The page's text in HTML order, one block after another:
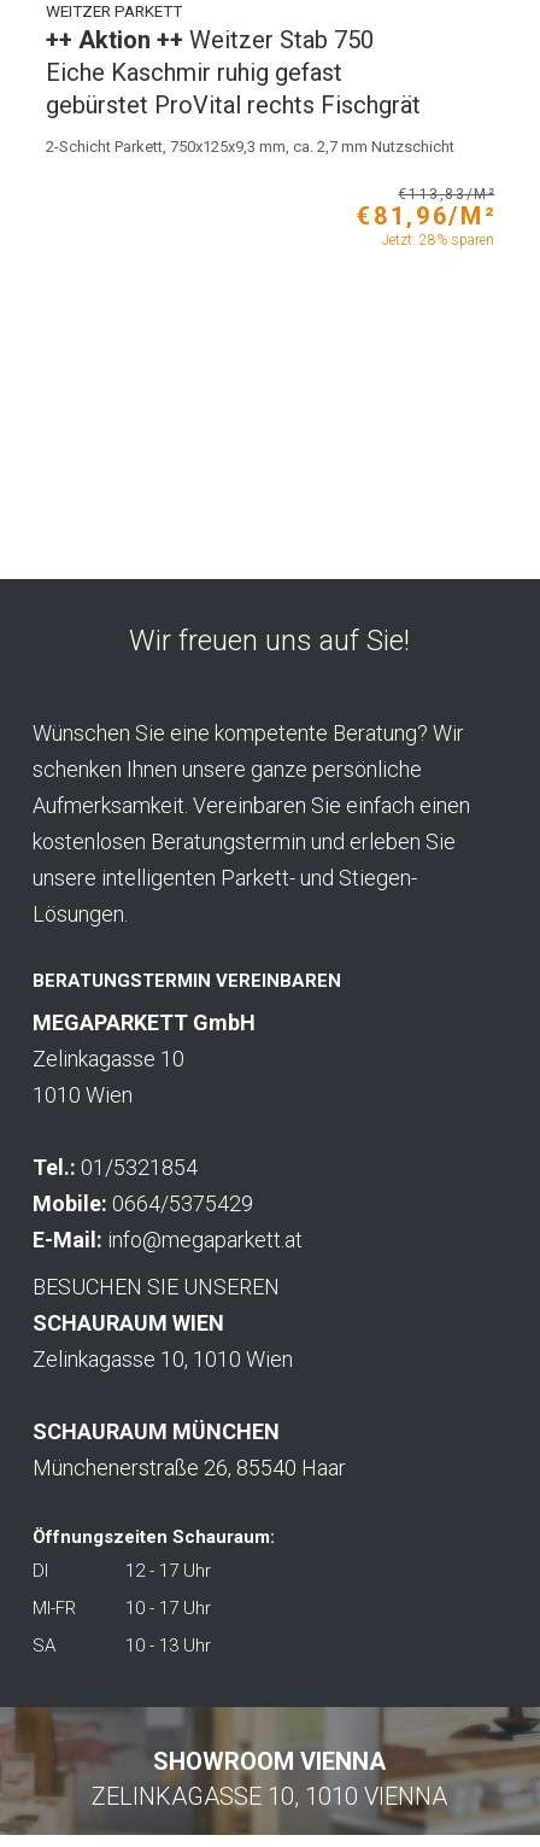
WEITZER PARKETT
++ Aktion ++Weitzer Stab 750
Eiche Kaschmir ruhig gefast
gebürstet ProVital rechts Fischgrät
2-Schicht Parkett, 750x125x9,3 mm, ca. 2,7 mm Nutzschicht
€113,83/M²
€81,96/M²
Jetzt: 28% sparen
Wir freuen uns auf Sie!
Wünschen Sie eine kompetente Beratung? Wir
schenken Ihnen unsere ganze persönliche
Aufmerksamkeit. Vereinbaren Sie einfach einen
kostenlosen Beratungstermin und erleben Sie
unsere intelligenten Parkett- und Stiegen-
Lösungen.
BERATUNGSTERMIN VEREINBAREN
MEGAPARKETT GmbH
Zelinkagasse 10
1010 Wien
Tel.: 01/5321854
Mobile: 0664/5375429
E-Mail: info@megaparkett.at
BESUCHEN SIE UNSEREN
SCHAURAUM WIEN
Zelinkagasse 10, 1010 Wien
SCHAURAUM MÜNCHEN
Münchenerstraße 26, 85540 Haar
Öffnungszeiten Schauraum:
DI
12 - 17 Uhr
MI-FR
10 - 17 Uhr
SA
10 - 13 Uhr
SHOWROOM VIENNA
ZELINKAGASSE 10, 1010 VIENNA